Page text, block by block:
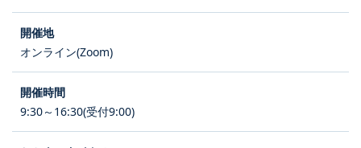
オンライン(Zoom)
9:30～16:30(受付9:00)